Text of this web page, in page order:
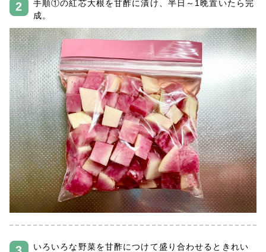
手順①の紅芯大根を甘酢に漬け、半日～1晩置いたら完
成。
いろいろな野菜を甘酢につけて盛り合わせるときれい